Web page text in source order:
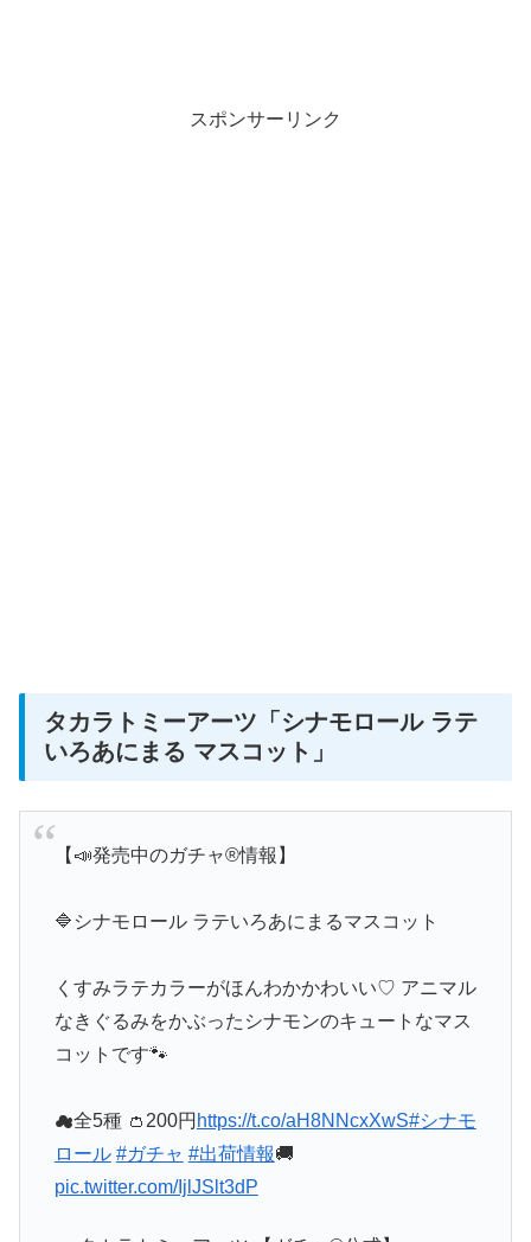
スポンサーリンク
タカラトミーアーツ 「シナモロール ラテ
いろあにまる マスコット」
【📣発売中のガチャ®情報】
🔷シナモロール ラテいろあにまるマスコット
くすみラテカラーがほんわかかわいい♡ アニマル
なきぐるみをかぶったシナモンのキュートなマス
コットです🐾
☁全5種 👛200円 https://t.co/aH8NNcxXwS#シナモ
ロール #ガチャ #出荷情報🚚
pic.twitter.com/IjlJSlt3dP